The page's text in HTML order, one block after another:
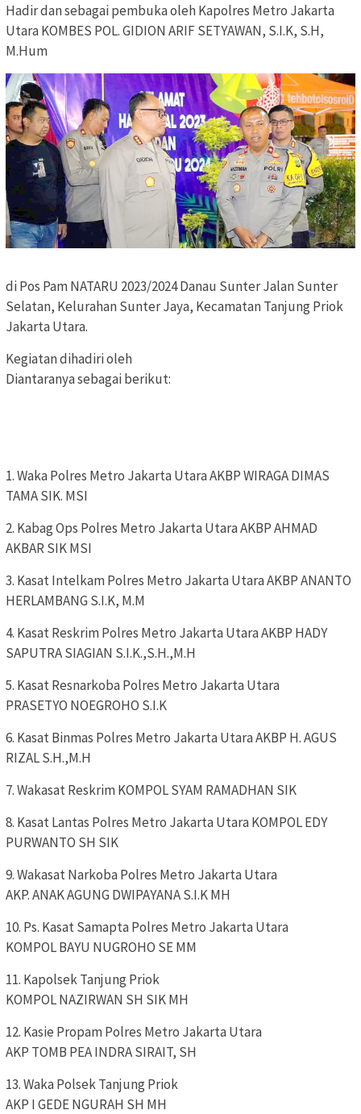
Hadir dan sebagai pembuka oleh Kapolres Metro Jakarta
Utara KOMBES POL. GIDION ARIF SETYAWAN, S.I.K, S.H,
M.Hum
di Pos Pam NATARU 2023/2024 Danau Sunter Jalan Sunter
Selatan, Kelurahan Sunter Jaya, Kecamatan Tanjung Priok
Jakarta Utara.
Kegiatan dihadiri oleh
Diantaranya sebagai berikut:
1. Waka Polres Metro Jakarta Utara AKBP WIRAGA DIMAS
TAMA SIK. MSI
2. Kabag Ops Polres Metro Jakarta Utara AKBP AHMAD
AKBAR SIK MSI
3. Kasat Intelkam Polres Metro Jakarta Utara AKBP ANANTO
HERLAMBANG S.I.K, M.M
4. Kasat Reskrim Polres Metro Jakarta Utara AKBP HADY
SAPUTRA SIAGIAN S.I.K.,S.H.,M.H
5. Kasat Resnarkoba Polres Metro Jakarta Utara
PRASETYO NOEGROHO S.I.K
6. Kasat Binmas Polres Metro Jakarta Utara AKBP H. AGUS
RIZAL S.H.,M.H
7. Wakasat Reskrim KOMPOL SYAM RAMADHAN SIK
8. Kasat Lantas Polres Metro Jakarta Utara KOMPOL EDY
PURWANTO SH SIK
9. Wakasat Narkoba Polres Metro Jakarta Utara
AKP. ANAK AGUNG DWIPAYANA S.I.K MH
10. Ps. Kasat Samapta Polres Metro Jakarta Utara
KOMPOL BAYU NUGROHO SE MM
11. Kapolsek Tanjung Priok
KOMPOL NAZIRWAN SH SIK MH
12. Kasie Propam Polres Metro Jakarta Utara
AKP TOMB PEA INDRA SIRAIT, SH
13. Waka Polsek Tanjung Priok
AKP I GEDE NGURAH SH MH